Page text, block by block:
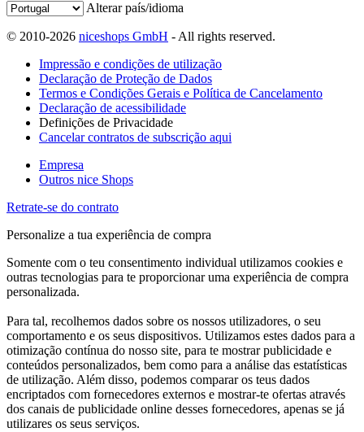
Alterar país/idioma
© 2010-2026 niceshops GmbH - All rights reserved.
Impressão e condições de utilização
Declaração de Proteção de Dados
Termos e Condições Gerais e Política de Cancelamento
Declaração de acessibilidade
Definições de Privacidade
Cancelar contratos de subscrição aqui
Empresa
Outros nice Shops
Retrate-se do contrato
Personalize a tua experiência de compra
Somente com o teu consentimento individual utilizamos cookies e
outras tecnologias para te proporcionar uma experiência de compra
personalizada.
Para tal, recolhemos dados sobre os nossos utilizadores, o seu
comportamento e os seus dispositivos. Utilizamos estes dados para a
otimização contínua do nosso site, para te mostrar publicidade e
conteúdos personalizados, bem como para a análise das estatísticas
de utilização. Além disso, podemos comparar os teus dados
encriptados com fornecedores externos e mostrar-te ofertas através
dos canais de publicidade online desses fornecedores, apenas se já
utilizares os seus serviços.